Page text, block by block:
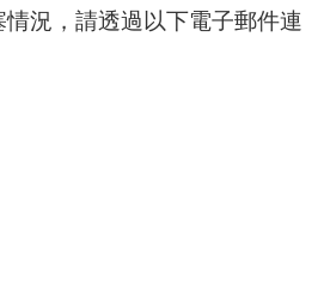
況，請透過以下電子郵件連